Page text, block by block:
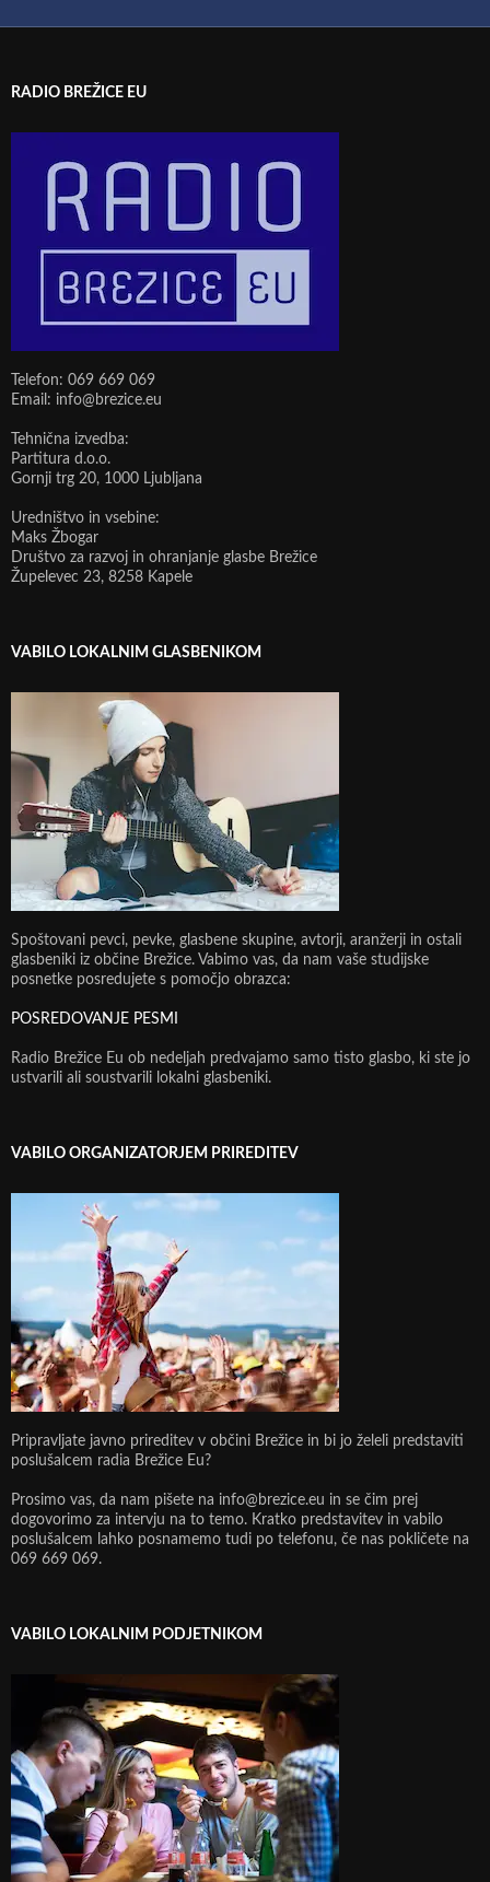
RADIO BREŽICE EU
Telefon: 069 669 069
Email: info@brezice.eu
Tehnična izvedba:
Partitura d.o.o.
Gornji trg 20, 1000 Ljubljana
Uredništvo in vsebine:
Maks Žbogar
Društvo za razvoj in ohranjanje glasbe Brežice
Župelevec 23, 8258 Kapele
VABILO LOKALNIM GLASBENIKOM
Spoštovani pevci, pevke, glasbene skupine, avtorji, aranžerji in ostali
glasbeniki iz občine Brežice. Vabimo vas, da nam vaše studijske
posnetke posredujete s pomočjo obrazca:
POSREDOVANJE PESMI
Radio Brežice Eu ob nedeljah predvajamo samo tisto glasbo, ki ste jo
ustvarili ali soustvarili lokalni glasbeniki.
VABILO ORGANIZATORJEM PRIREDITEV
Pripravljate javno prireditev v občini Brežice in bi jo želeli predstaviti
poslušalcem radia Brežice Eu?
Prosimo vas, da nam pišete na info@brezice.eu in se čim prej
dogovorimo za intervju na to temo. Kratko predstavitev in vabilo
poslušalcem lahko posnamemo tudi po telefonu, če nas pokličete na
069 669 069.
VABILO LOKALNIM PODJETNIKOM